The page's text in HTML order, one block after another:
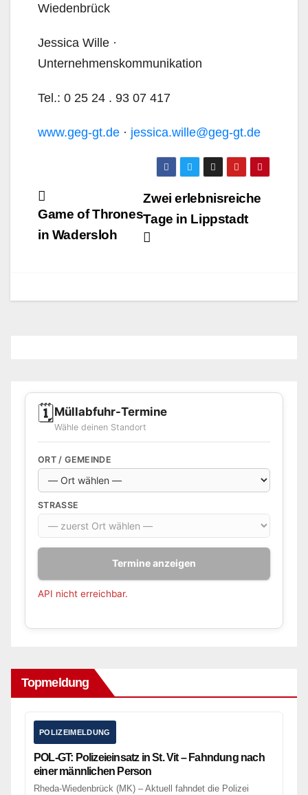
Wiedenbrück
Jessica Wille ·
Unternehmenskommunikation
Tel.: 0 25 24 . 93 07 417
www.geg-gt.de · jessica.wille@geg-gt.de
BeitragsnavigationZwei erlebnisreiche
Tage in Lippstadt
Game of Thrones
in Wadersloh
🗓️Müllabfuhr-Termine
Wähle deinen Standort
ORT / GEMEINDE
STRASSE
Termine anzeigen
API nicht erreichbar.
Topmeldung
POLIZEIMELDUNG
POL-GT: Polizeieinsatz in St. Vit – Fahndung nach
einer männlichen Person
Rheda-Wiedenbrück (MK) – Aktuell fahndet die Polizei